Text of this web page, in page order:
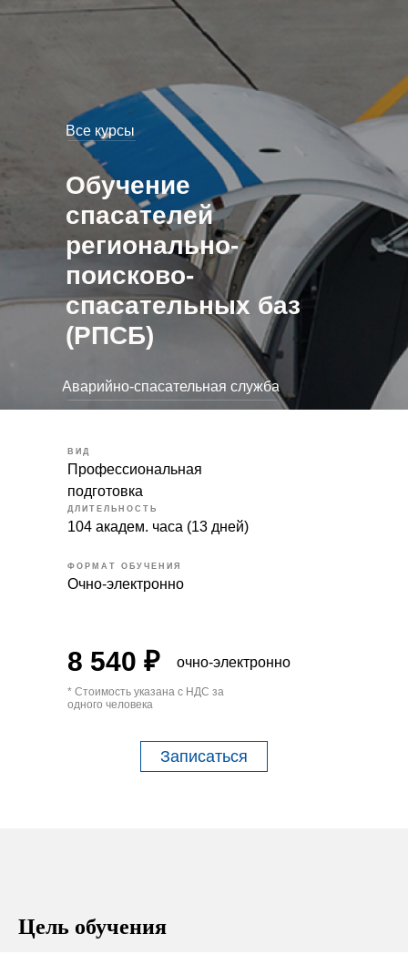
Обучение
спасателей
регионально-
поисково-
спасательных баз
(РПСБ)
Записаться
Профессиональная
подготовка
ВИД
ФОРМАТ ОБУЧЕНИЯ
ДЛИТЕЛЬНОСТЬ
104 академ. часа (13 дней)
* Стоимость указана с НДС за
одного человека
Все курсы
Очно-электронно
Аварийно-спасательная служба
8 540 ₽ очно-электронно
Цель обучения